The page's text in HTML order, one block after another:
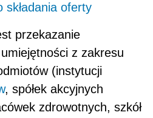
składania oferty
przekazanie
z zakresu
(instytucji
, spółek akcyjnych
zdrowotnych, szkół